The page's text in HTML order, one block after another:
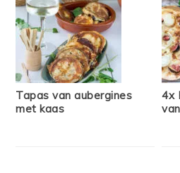
Tapas van aubergines
met kaas
4x